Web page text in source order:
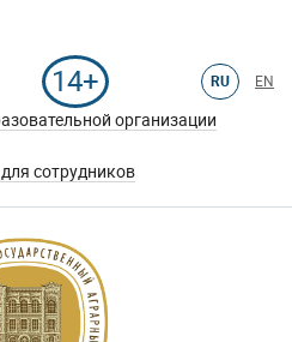
14+ RU EN
организации
сотрудников